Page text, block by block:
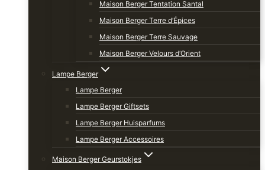
Maison Berger Tentation Santal
Maison Berger Terre d’Épices
Maison Berger Terre Sauvage
Maison Berger Velours d’Orient
Lampe Berger
Lampe Berger
Lampe Berger Giftsets
Lampe Berger Huisparfums
Lampe Berger Accessoires
Maison Berger Geurstokjes